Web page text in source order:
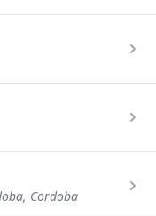
Cordoba